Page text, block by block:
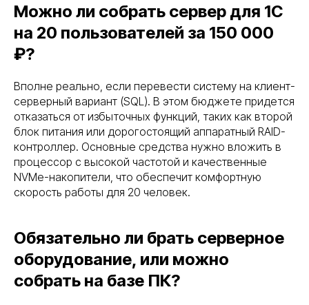
Можно ли собрать сервер для 1С
на 20 пользователей за 150 000
₽?
Вполне реально, если перевести систему на клиент-
серверный вариант (SQL). В этом бюджете придется
отказаться от избыточных функций, таких как второй
блок питания или дорогостоящий аппаратный RAID-
контроллер. Основные средства нужно вложить в
процессор с высокой частотой и качественные
NVMe-накопители, что обеспечит комфортную
скорость работы для 20 человек.
Обязательно ли брать серверное
оборудование, или можно
собрать на базе ПК?
Мультимедийные решения
Системы электроснабжения
Видеонаблюдение
Оборудование для ЦОД
Источник бесперебойного питания
Серверное оборудование
Системы хранения данных
Системы безопасности и СКУД
Оборудование
Карта сайта
Контакты
Политика конфиденциальности
© 2026 ООО «Торговая компания ТЕСТ-ДРАЙВ». Все права
защищены. Serverzilla — коммерческое обозначение ООО
Договор оферты ТКТД